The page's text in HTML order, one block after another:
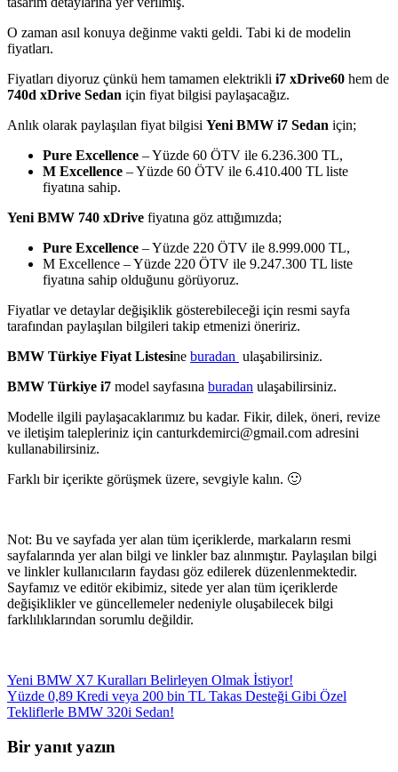
O zaman asıl konuya değinme vakti geldi. Tabi ki de modelin
fiyatları.
Fiyatları diyoruz çünkü hem tamamen elektrikli i7 xDrive60 hem de
740d xDrive Sedan için fiyat bilgisi paylaşacağız.
Anlık olarak paylaşılan fiyat bilgisi Yeni BMW i7 Sedan için;
Pure Excellence – Yüzde 60 ÖTV ile 6.236.300 TL,
M Excellence – Yüzde 60 ÖTV ile 6.410.400 TL liste
fiyatına sahip.
Yeni BMW 740 xDrive fiyatına göz attığımızda;
Pure Excellence – Yüzde 220 ÖTV ile 8.999.000 TL,
M Excellence – Yüzde 220 ÖTV ile 9.247.300 TL liste
fiyatına sahip olduğunu görüyoruz.
Fiyatlar ve detaylar değişiklik gösterebileceği için resmi sayfa
tarafından paylaşılan bilgileri takip etmenizi öneririz.
BMW Türkiye Fiyat Listesine buradan ulaşabilirsiniz.
BMW Türkiye i7 model sayfasına buradan ulaşabilirsiniz.
Modelle ilgili paylaşacaklarımız bu kadar. Fikir, dilek, öneri, revize
ve iletişim talepleriniz için canturkdemirci@gmail.com adresini
kullanabilirsiniz.
Farklı bir içerikte görüşmek üzere, sevgiyle kalın. 🙂
Not: Bu ve sayfada yer alan tüm içeriklerde, markaların resmi
sayfalarında yer alan bilgi ve linkler baz alınmıştır. Paylaşılan bilgi
ve linkler kullanıcıların faydası göz edilerek düzenlenmektedir.
Sayfamız ve editör ekibimiz, sitede yer alan tüm içeriklerde
değişiklikler ve güncellemeler nedeniyle oluşabilecek bilgi
farklılıklarından sorumlu değildir.
Yazı gezinmesi
Yeni BMW X7 Kuralları Belirleyen Olmak İstiyor!
Yüzde 0,89 Kredi veya 200 bin TL Takas Desteği Gibi Özel
Tekliflerle BMW 320i Sedan!
Bir yanıt yazın